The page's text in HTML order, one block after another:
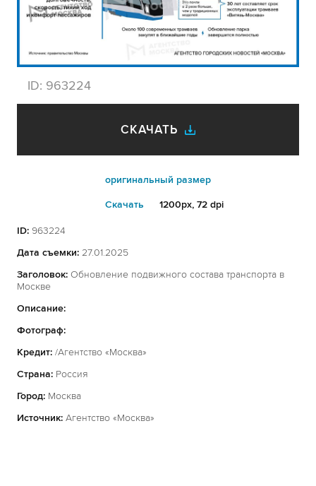
ID: 963224
СКАЧАТЬ
оригинальный размер
Cкачать 1200px, 72 dpi
ID: 963224
Дата съемки: 27.01.2025
Заголовок: Обновление подвижного состава транспорта в
Москве
Описание:
Фотограф:
Кредит: /Агентство «Москва»
Страна: Россия
Город: Москва
Источник: Агентство «Москва»